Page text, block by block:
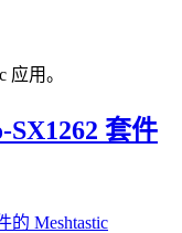
应用。
SX1262 套件
的 Meshtastic